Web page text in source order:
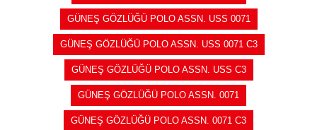
GÜNEŞ GÖZLÜĞÜ POLO ASSN. USS 0071
GÜNEŞ GÖZLÜĞÜ POLO ASSN. USS 0071 C3
GÜNEŞ GÖZLÜĞÜ POLO ASSN. USS C3
GÜNEŞ GÖZLÜĞÜ POLO ASSN. 0071
GÜNEŞ GÖZLÜĞÜ POLO ASSN. 0071 C3